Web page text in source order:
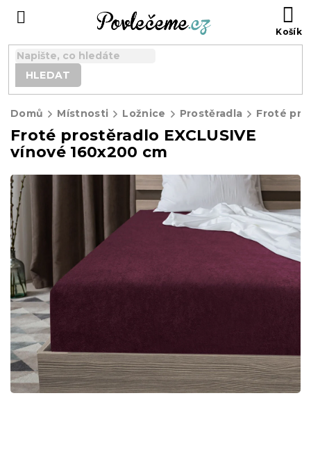
HLEDAT
Domů Místnosti Ložnice Prostěradla
Froté prostěradlo EXCLUSIVE
vínové 160x200 cm